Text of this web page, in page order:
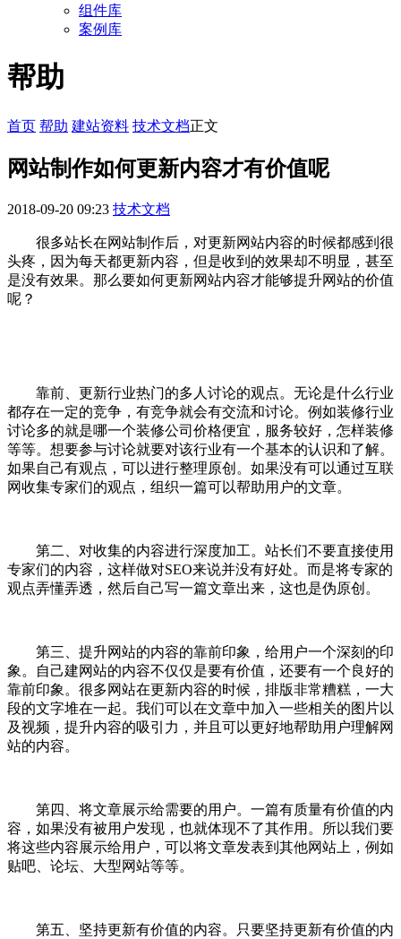
组件库
案例库
帮助
首页 帮助 建站资料 技术文档正文
网站制作如何更新内容才有价值呢
2018-09-20 09:23 技术文档
很多站长在网站制作后，对更新网站内容的时候都感到很
头疼，因为每天都更新内容，但是收到的效果却不明显，甚至
是没有效果。那么要如何更新网站内容才能够提升网站的价值
呢？
靠前、更新行业热门的多人讨论的观点。无论是什么行业
都存在一定的竞争，有竞争就会有交流和讨论。例如装修行业
讨论多的就是哪一个装修公司价格便宜，服务较好，怎样装修
等等。想要参与讨论就要对该行业有一个基本的认识和了解。
如果自己有观点，可以进行整理原创。如果没有可以通过互联
网收集专家们的观点，组织一篇可以帮助用户的文章。
第二、对收集的内容进行深度加工。站长们不要直接使用
专家们的内容，这样做对SEO来说并没有好处。而是将专家的
观点弄懂弄透，然后自己写一篇文章出来，这也是伪原创。
第三、提升网站的内容的靠前印象，给用户一个深刻的印
象。自己建网站的内容不仅仅是要有价值，还要有一个良好的
靠前印象。很多网站在更新内容的时候，排版非常糟糕，一大
段的文字堆在一起。我们可以在文章中加入一些相关的图片以
及视频，提升内容的吸引力，并且可以更好地帮助用户理解网
站的内容。
第四、将文章展示给需要的用户。一篇有质量有价值的内
容，如果没有被用户发现，也就体现不了其作用。所以我们要
将这些内容展示给用户，可以将文章发表到其他网站上，例如
贴吧、论坛、大型网站等等。
第五、坚持更新有价值的内容。只要坚持更新有价值的内